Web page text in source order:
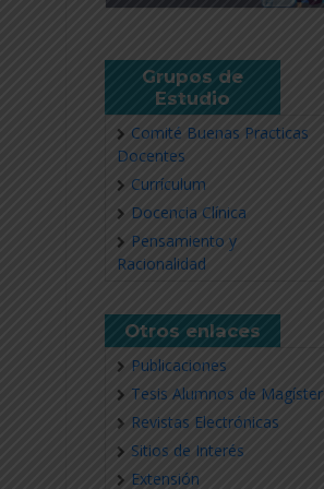
Grupos de
Estudio
Comité Buenas Practicas
Docentes
Currículum
Docencia Clínica
Pensamiento y
Racionalidad
Otros enlaces
Publicaciones
Tesis Alumnos de Magíster
Revistas Electrónicas
Sitios de Interés
Extensión